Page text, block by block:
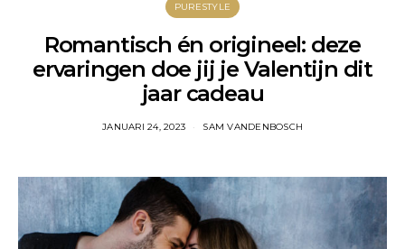
PURESTYLE
Romantisch én origineel: deze
ervaringen doe jij je Valentijn dit
jaar cadeau
JANUARI 24, 2023 SAM VANDENBOSCH